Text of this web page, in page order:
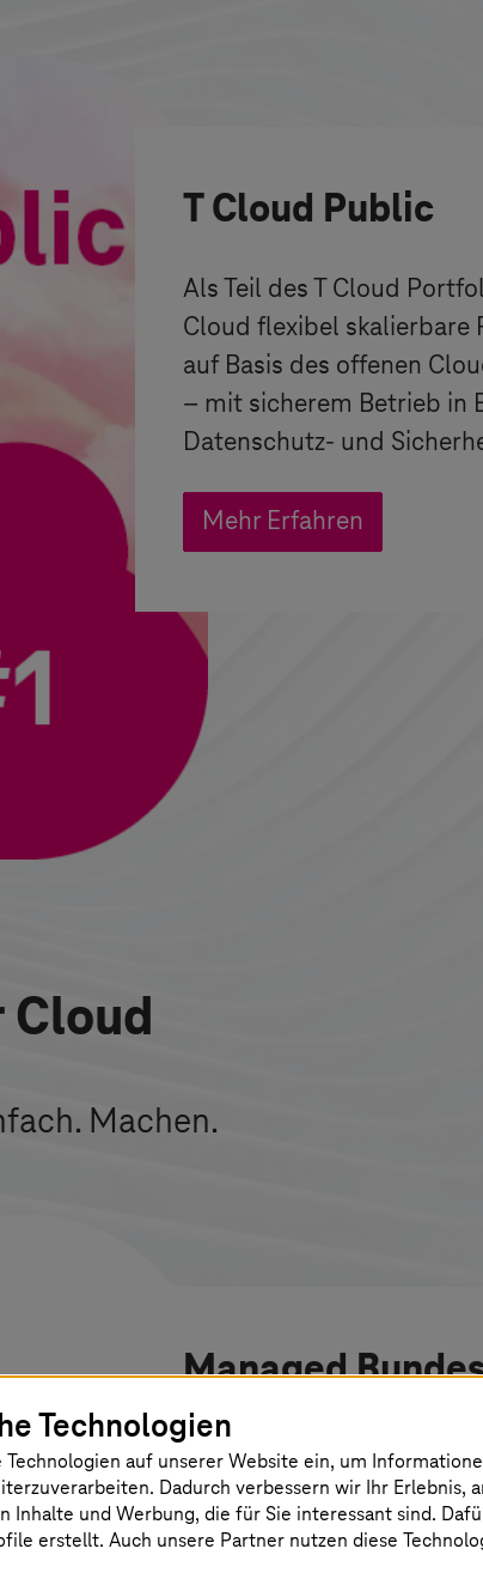
T Cloud Public
Als Teil des T Cloud
Cloud flexibel skalierbare
auf Basis des offenen
– mit sicherem Betrieb in
Datenschutz- und
Mehr Erfahren
Cloud
Machen.
Managed
Der BundesMessenger ist
zuverlässige
für die Anforderungen der
Technologien
auf unserer Website ein, um
Dadurch verbessern wir Ihr Erlebnis,
Inhalte und Werbung, die für Sie interessant sind.
erstellt. Auch unsere Partner nutzen diese